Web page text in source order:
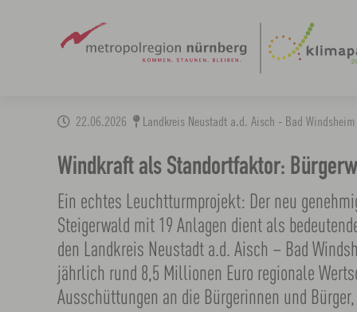
Hauptinhalt
22.06.2026 Landkreis Neustadt a.d. Aisch - Bad Windsheim
Windkraft als Standortfaktor:
Ein echtes Leuchtturmprojekt: Der neu
Steigerwald mit 19 Anlagen dient als
den Landkreis Neustadt a.d. Aisch – Bad
jährlich rund 8,5 Millionen Euro regionale
Ausschüttungen an die Bürgerinnen und